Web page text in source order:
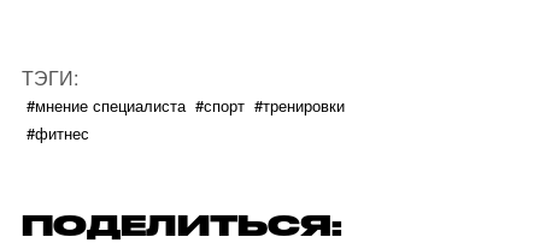
ТЭГИ:
#мнение специалиста #спорт #тренировки
#фитнес
ПОДЕЛИТЬСЯ: